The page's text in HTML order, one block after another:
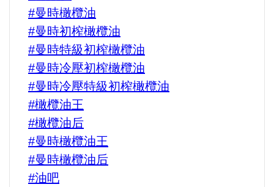
#曼時橄欖油
#曼時初榨橄欖油
#曼時特級初榨橄欖油
#曼時冷壓初榨橄欖油
#曼時冷壓特級初榨橄欖油
#橄欖油王
#橄欖油后
#曼時橄欖油王
#曼時橄欖油后
#油吧